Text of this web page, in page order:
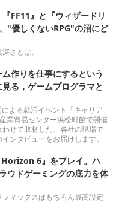
FF11』と『ウィザードリ
"優しくないRPG"の沼にど
さとは。
ム作りを仕事にするという
る，ゲームプログラマと
よる就活イベント「キャリア
業貿易センター浜松町館で開催
せて取材した、各社の現場で
ンタビューをお届けします。
6』をプレイ。ハ
ウドゲーミングの底力を体
ィックスはもちろん最高設定